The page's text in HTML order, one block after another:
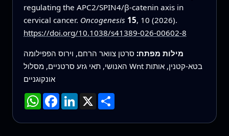
regulating the APC2/SPIN4/β-catenin axis in
cervical cancer. Oncogenesis 15, 10 (2026).
https://doi.org/10.1038/s41389-026-00602-8
מילות מפתח: סרטן צוואר הרחם, וירוס הפפילומה
האנושי, תאי גזע סרטניים, מסלול Wnt בטא-קטנין, אותות
אונקוגניים
WhatsApp
Facebook
LinkedIn
X שתף